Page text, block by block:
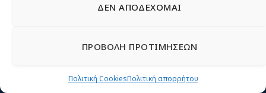
ΔΕΝ ΑΠΟΔΕΧΟΜΑΙ
ΠΡΟΒΟΛΗ ΠΡΟΤΙΜΗΣΕΩΝ
Πολιτική CookiesΠολιτική απορρήτου
Now» και μια επικίνδυνη
από τα κοινά και πώς μπορούμε